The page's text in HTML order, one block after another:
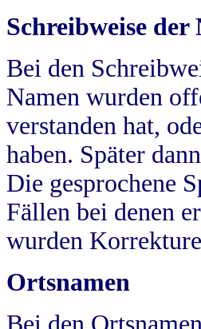
Schreibweise der
Bei den
Namen wurden
verstanden hat,
haben. Später
Die gesprochene
Fällen bei denen
wurden
Ortsnamen